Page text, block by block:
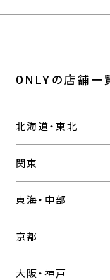
ONLYの店舗一
北海道・東北
関東
東海・中部
京都
大阪・神戸